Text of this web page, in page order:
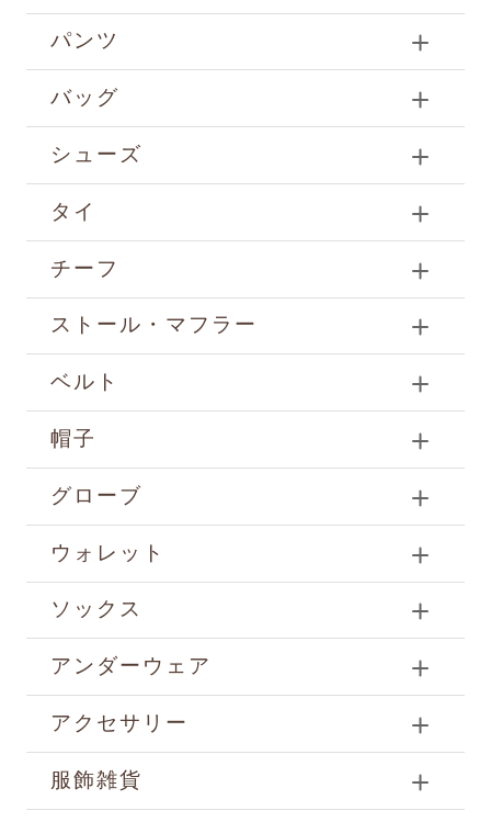
パンツ
バッグ
シューズ
タイ
チーフ
ストール・マフラー
ベルト
帽子
グローブ
ウォレット
ソックス
アンダーウェア
アクセサリー
服飾雑貨